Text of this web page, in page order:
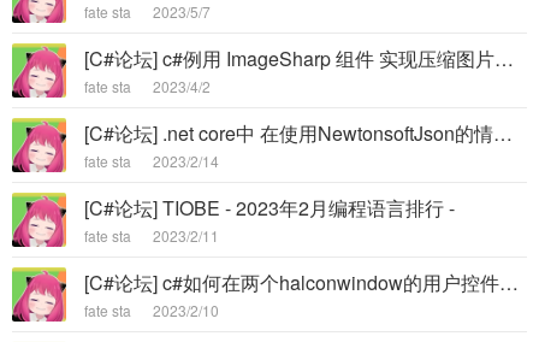
fate sta 2023/5/7
[C#论坛] c#例用 ImageSharp 组件 实现压缩图片，和缩略图功能 -
fate sta 2023/4/2
[C#论坛] .net core中 在使用NewtonsoftJson的情况下如何去掉 时分秒 -
fate sta 2023/2/14
[C#论坛] TIOBE - 2023年2月编程语言排行 -
fate sta 2023/2/11
[C#论坛] c#如何在两个halconwindow的用户控件中进行图片传递 -
fate sta 2023/2/10